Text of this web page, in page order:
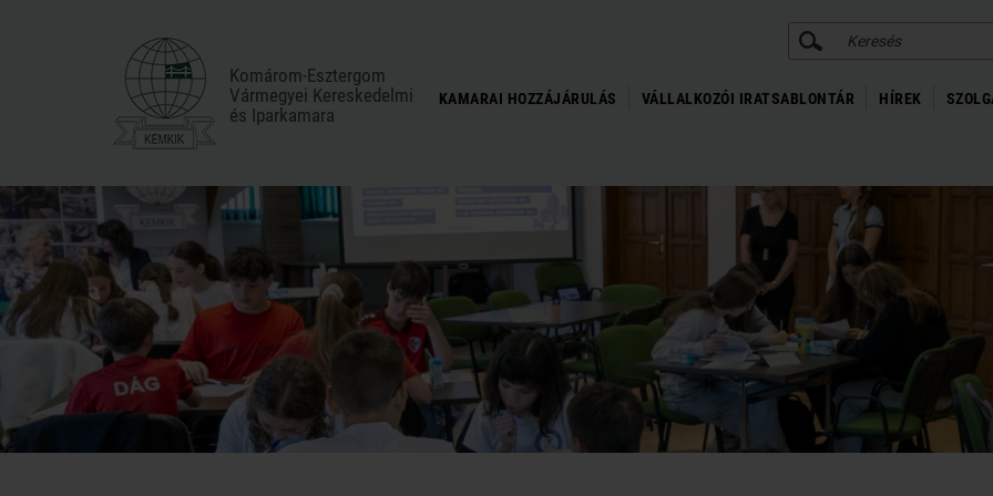
Komárom-Esztergom
Vármegyei Kereskedelmi
és Iparkamara
Komárom-Esztergom
Vármegyei Kereskedelmi
és Iparkamara
KERESÉS
KAMARAI HOZZÁJÁRULÁS VÁLLALKOZÓI IRATSABLONTÁR HÍREK